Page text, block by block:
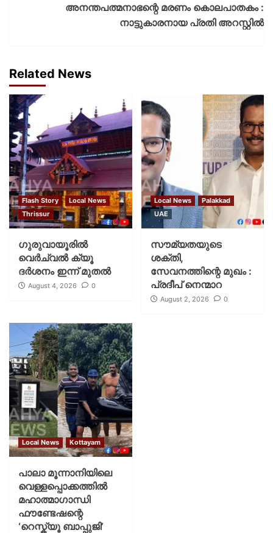
അനന്തപത്മനാഭന്റെ മരണം കൊലപാതകം :
നാട്ടുകാരനായ പ്രതി അറസ്റ്റിൽ
Related News
Flash Story
Local News
Thrissur
ഗുരുവായൂരില്‍
വെര്‍ച്വല്‍ ക്യൂ
ദര്‍ശനം ഇന്ന് മുതല്‍
August 4, 2026 0
Local News
Palakkad
UAE
സൗമ്യതയുടെ
ശക്തി,
സേവനത്തിന്റെ മുഖം :
പ്രദീപ് നെന്മാറ
August 2, 2026 0
Local News Kottayam
പാലാ മൂന്നാനിയിലെ
വെള്ളപ്പൊക്കത്തിൽ
മഹാത്മാഗാന്ധി
ഫൗണ്ടേഷന്റെ
‘റെസ്ക്യൂ ബാപ്പുജി’